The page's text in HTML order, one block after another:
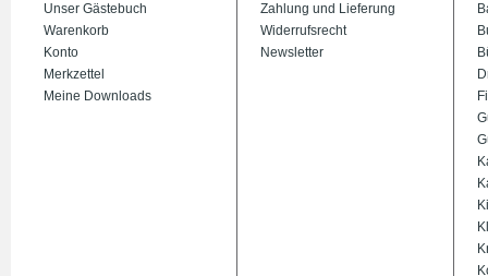
Unser Gästebuch
Warenkorb
Konto
Merkzettel
Meine Downloads
Zahlung und Lieferung
Widerrufsrecht
Newsletter